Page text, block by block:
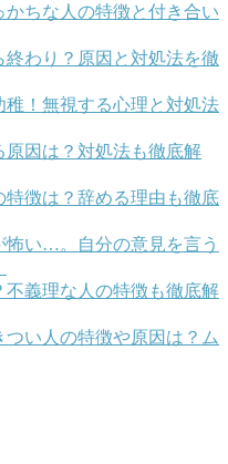
ちな人の特徴と付き合い
わり？原因と対処法を徹
！無視する心理と対処法
因は？対処法も徹底解
徴は？辞める理由も徹底
怖い…。自分の意見を言う
義理な人の特徴も徹底解
い人の特徴や原因は？ム